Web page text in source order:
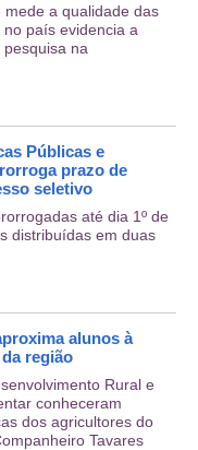
mede a qualidade das
país evidencia a
na
Públicas e
prazo de
seletivo
até dia 1º de
distribuídas em duas
alunos à
região
Rural e
conheceram
dos agricultores do
Tavares